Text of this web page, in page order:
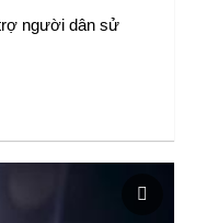
người dân sử